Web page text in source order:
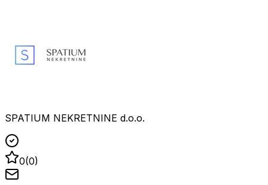
SPATIUM NEKRETNINE d.o.o.
0(0)